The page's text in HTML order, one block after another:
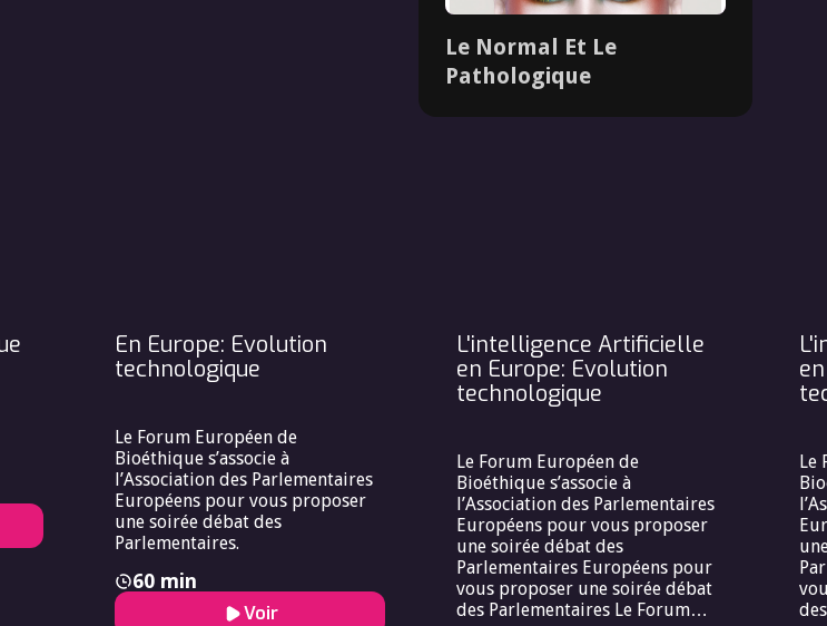
Le Normal Et Le
Pathologique
En Europe: Evolution
technologique
Le Forum Européen de
Bioéthique s’associe à
l’Association des Parlementaires
Européens pour vous proposer
une soirée débat des
Parlementaires.
60 min
Voir
L'intelligence Artificielle
en Europe: Evolution
technologique
Le Forum Européen de
Bioéthique s’associe à
l’Association des Parlementaires
Européens pour vous proposer
une soirée débat des
Parlementaires Européens pour
vous proposer une soirée débat
des Parlementaires Le Forum
Le